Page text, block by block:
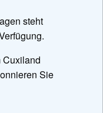
steht
Cuxiland
Sie